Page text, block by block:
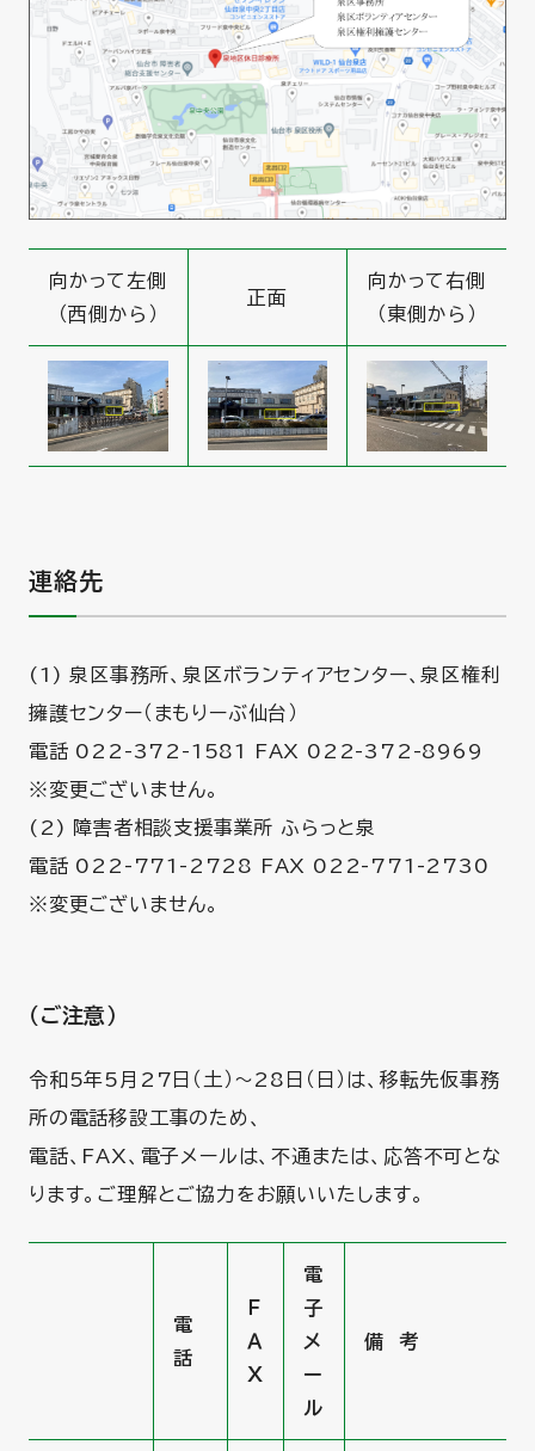
向かって左側
（西側から）
正面
向かって右側
（東側から）
連絡先
(1) 泉区事務所、泉区ボランティアセンター、泉区権利
擁護センター（まもりーぶ仙台）
電話 022-372-1581 FAX 022-372-8969
※変更ございません。
(2) 障害者相談支援事業所 ふらっと泉
電話 022-771-2728 FAX 022-771-2730
※変更ございません。
（ご注意）
令和5年5月27日（土）～28日（日）は、移転先仮事務
所の電話移設工事のため、
電話、FAX、電子メールは、不通または、応答不可とな
ります。ご理解とご協力をお願いいたします。
電
話
Ｆ
Ａ
Ｘ
電
子
メ
ー
ル
備 考